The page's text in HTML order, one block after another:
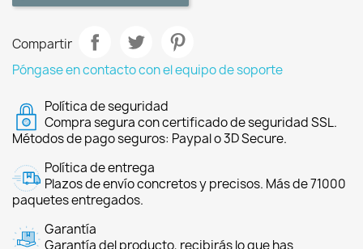
Compartir
Póngase en contacto con el equipo de soporte
Política de seguridad
Compra segura con certificado de seguridad SSL.
Métodos de pago seguros: Paypal o 3D Secure.
Política de entrega
Plazos de envío concretos y precisos. Más de 71000
paquetes entregados.
Garantía
Garantía del producto, recibirás lo que has